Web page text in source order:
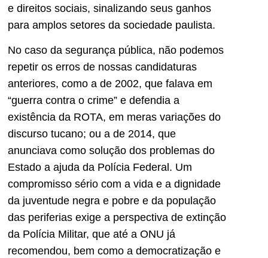
e direitos sociais, sinalizando seus ganhos
para amplos setores da sociedade paulista.
No caso da segurança pública, não podemos
repetir os erros de nossas candidaturas
anteriores, como a de 2002, que falava em
“guerra contra o crime” e defendia a
existência da ROTA, em meras variações do
discurso tucano; ou a de 2014, que
anunciava como solução dos problemas do
Estado a ajuda da Polícia Federal. Um
compromisso sério com a vida e a dignidade
da juventude negra e pobre e da população
das periferias exige a perspectiva de extinção
da Polícia Militar, que até a ONU já
recomendou, bem como a democratização e